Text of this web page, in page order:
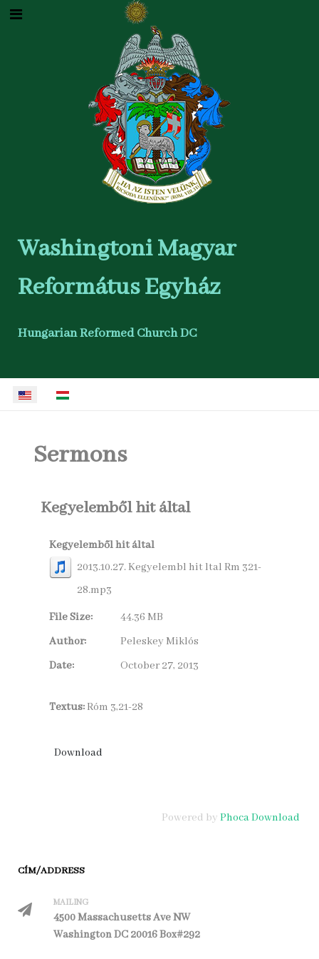
Washingtoni Magyar
Református Egyház
Hungarian Reformed Church DC
Select your language
Sermons
Kegyelemből hit által
Kegyelemből hit által
2013.10.27. Kegyelembl hit ltal Rm 321-
28.mp3
File Size:
44.36 MB
Author:
Peleskey Miklós
Date:
October 27, 2013
Textus:Róm 3,21-28
Powered by Phoca Download
CÍM/ADDRESS
MAILING
4500 Massachusetts Ave NW
Washington DC 20016 Box#292